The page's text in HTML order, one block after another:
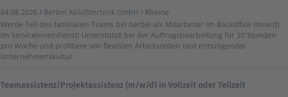
04.08.2026 / Berbel Ablufttechnik GmbH / Rheine
Werde Teil des familiären Teams bei berbel als Mitarbeiter im Backoffice (m/w/d)
im Serviceinnendienst! Unterstütze bei der Auftragsbearbeitung für 20 Stunden
pro Woche und profitiere von flexiblen Arbeitszeiten und ermutigender
Unternehmenskultur.
Teamassistenz/Projektassistenz (m/w/d) in Vollzeit oder Teilzeit